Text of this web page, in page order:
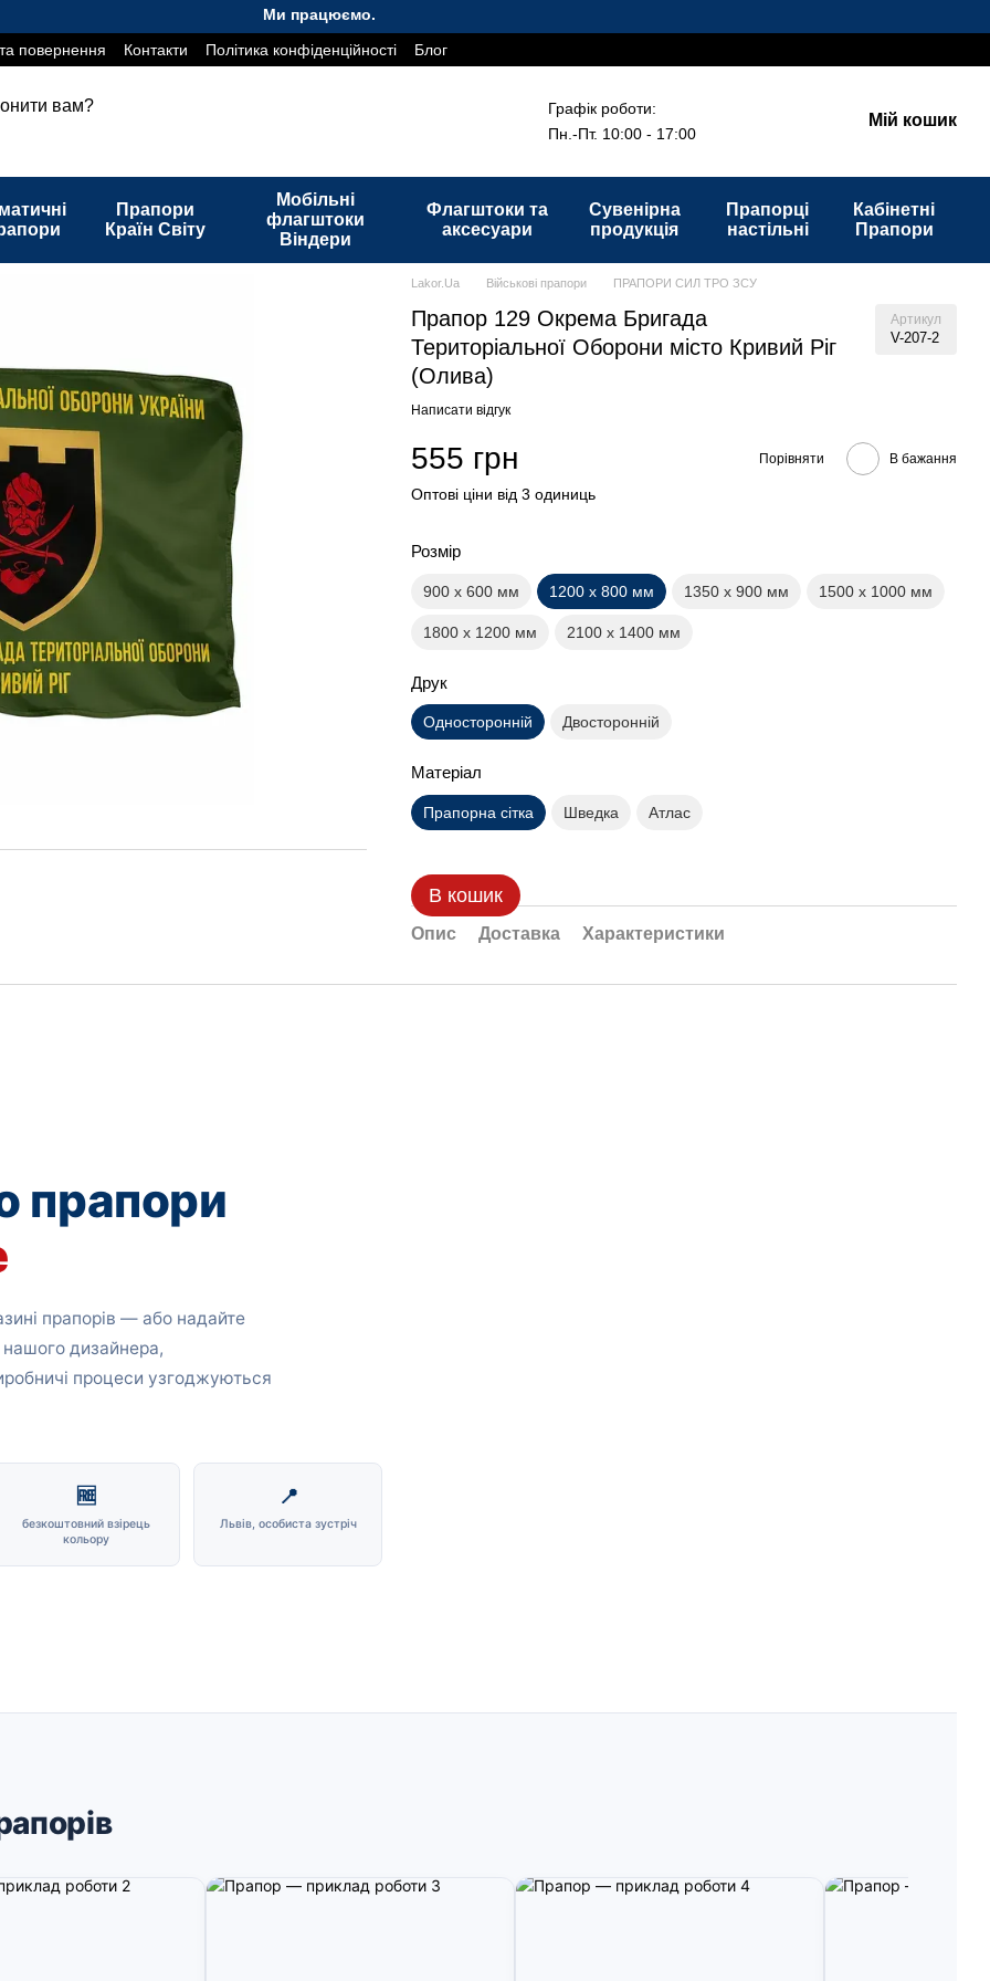
Ми працюємо. Все буде Україна!
повернення
Контакти Політика конфіденційності Блог
вам?
Графік роботи:
Пн.-Пт. 10:00 - 17:00
Мій кошик
Прапори
Країн Світу
Мобільні
флагштоки
Віндери
Флагштоки та
аксесуари
Сувенірна
продукція
Прапорці
настільні
Кабінетні
Прапори
Lakor.Ua Військові прапори ПРАПОРИ СИЛ ТРО ЗСУ
Прапор 129 Окрема Бригада
Територіальної Оборони місто Кривий Ріг
(Олива)
Артикул
V-207-2
Написати відгук
555 грн Порівняти В бажання
Оптові ціни від 3 одиниць
Розмір
900 х 600 мм 1200 х 800 мм 1350 х 900 мм 1500 х 1000 мм
1800 х 1200 мм 2100 х 1400 мм
Друк
Односторонній Двосторонній
Матеріал
Прапорна сітка Шведка Атлас
В кошик
Опис Доставка Характеристики
прапори
прапорів — або надайте
дизайнера,
процеси узгоджуються
🆓
безкоштовний взірець
кольору
📍
Львів, особиста зустріч